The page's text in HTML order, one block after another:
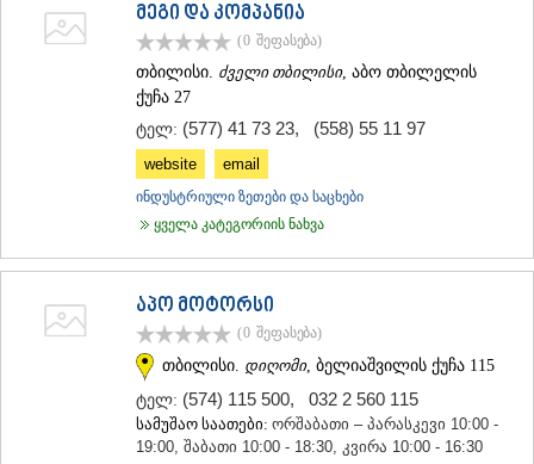
ᲧᲕᲐᲠᲔᲚᲘ
ᲛᲪᲮᲔᲗᲐ–ᲛᲗᲘᲐᲜᲔᲗᲘ
ᲡᲢᲔᲤᲐᲜᲬᲛᲘᲜᲓᲐ (ᲧᲐᲖᲑᲔᲒᲘ)
ᲐᲛᲑᲠᲝᲚᲐᲣᲠᲘ
ᲝᲜᲘ
ᲡᲐᲛᲔᲒᲠᲔᲚᲝ/ᲖᲔᲛᲝ ᲡᲕᲐᲜᲔᲗᲘ
მეგი და კომპანია
(0 შეფასება)
თბილისი. ძველი თბილისი, აბო თბილელის
ქუჩა 27
ტელ: (577) 41 73 23, (558) 55 11 97
website email
ინდუსტრიული ზეთები და საცხები
ყველა კატეგორიის ნახვა
აპო მოტორსი
(0 შეფასება)
თბილისი. დიღომი, ბელიაშვილის ქუჩა 115
ტელ: (574) 115 500, 032 2 560 115
სამუშაო საათები: ორშაბათი – პარასკევი 10:00 -
19:00, შაბათი 10:00 - 18:30, კვირა 10:00 - 16:30